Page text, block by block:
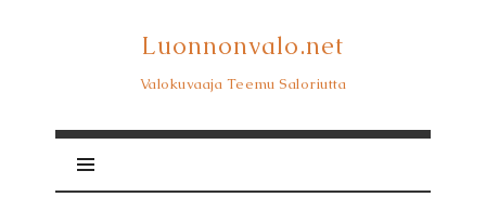
Luonnonvalo.net
Luonnonvalo.net
Valokuvaaja Teemu Saloriutta